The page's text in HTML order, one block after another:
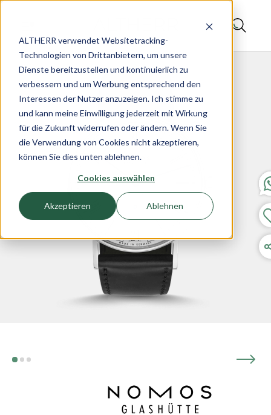
ALTHERR verwendet Websitetracking-
Technologien von Drittanbietern, um unsere
Dienste bereitzustellen und kontinuierlich zu
verbessern und um Werbung entsprechend den
Interessen der Nutzer anzuzeigen. Ich stimme zu
und kann meine Einwilligung jederzeit mit Wirkung
für die Zukunft widerrufen oder ändern. Wenn Sie
die Verwendung von Cookies nicht akzeptieren,
können Sie dies unten ablehnen.
Cookies auswählen
Akzeptieren Ablehnen